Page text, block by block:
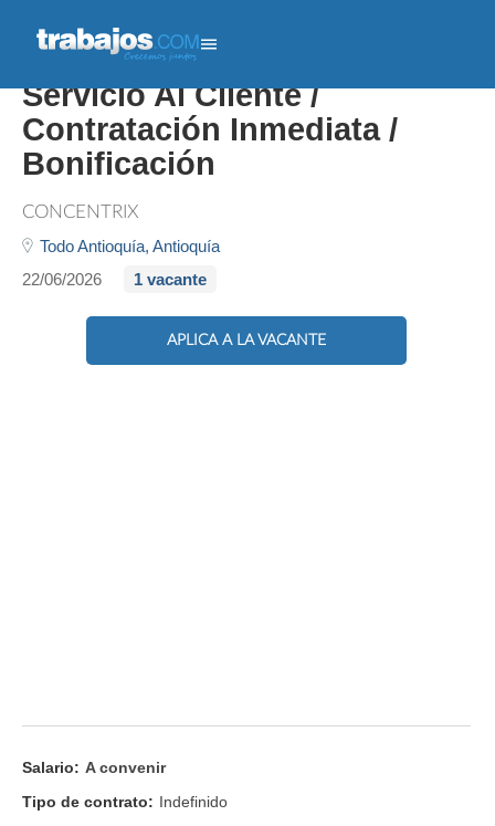
Asesor Call Center / Solo
Servicio Al Cliente /
Contratación Inmediata /
Bonificación
CONCENTRIX
Todo Antioquía, Antioquía
22/06/2026
1 vacante
APLICA A LA VACANTE
Salario: A convenir
Tipo de contrato: Indefinido